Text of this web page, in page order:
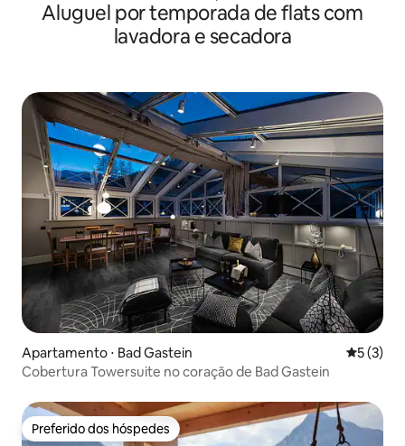
Aluguel por temporada de flats com
lavadora e secadora
Apartamento ⋅ Bad Gastein 5 de
5 (3)
Cobertura Towersuite no coração de Bad Gastein
Preferido dos hóspedes
Preferido dos hóspedes